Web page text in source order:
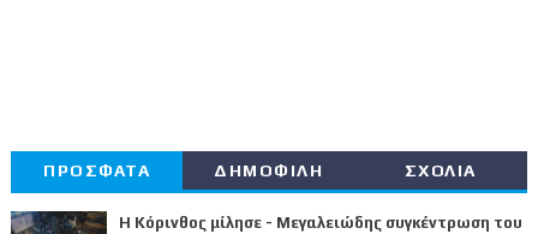
ΠΡΟΣΦΑΤΑ ΔΗΜΟΦΙΛΗ ΣΧΟΛΙΑ
Η Κόρινθος μίλησε - Μεγαλειώδης συγκέντρωση του